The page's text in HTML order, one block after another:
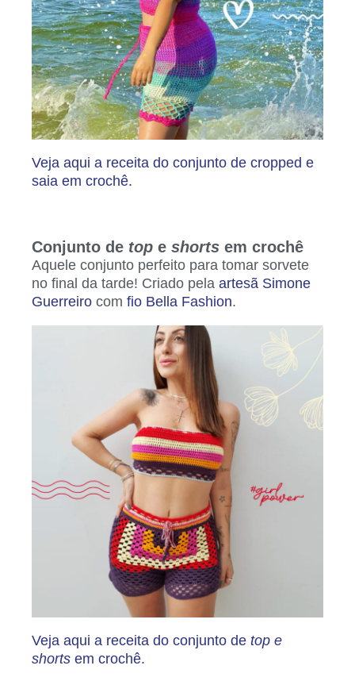
Veja aqui a receita do conjunto de cropped e
saia em crochê.
Conjunto de top e shorts em crochê
Aquele conjunto perfeito para tomar sorvete
no final da tarde! Criado pela artesã Simone
Guerreiro com fio Bella Fashion.
Veja aqui a receita do conjunto de top e
shorts em crochê.